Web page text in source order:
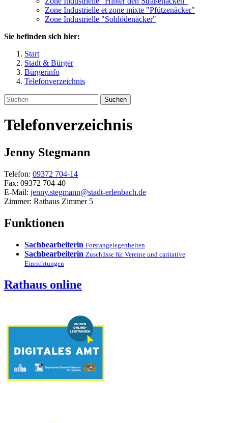
Zone Industrielle et zone mixte "Pfützenäcker"
Zone Industrielle "Sohlödenäcker"
Sie befinden sich hier:
Start
Stadt & Bürger
Bürgerinfo
Telefonverzeichnis
Suchen
Telefonverzeichnis
Jenny Stegmann
Telefon: 09372 704-14
Fax: 09372 704-40
E-Mail: jenny.stegmann@stadt-erlenbach.de
Zimmer: Rathaus Zimmer 5
Funktionen
Sachbearbeiterin Forstangelegenheiten
Sachbearbeiterin Zuschüsse für Vereine und caritative
Einrichtungen
Rathaus online